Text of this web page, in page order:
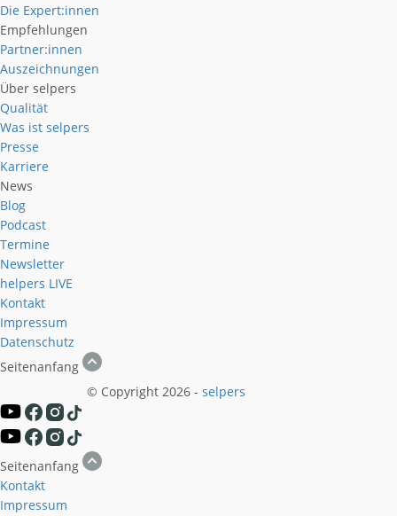
Die Expert:innen
Empfehlungen
Partner:innen
Auszeichnungen
Über selpers
Qualität
Was ist selpers
Presse
Karriere
News
Blog
Podcast
Termine
Newsletter
helpers LIVE
Kontakt
Impressum
Datenschutz
Seitenanfang
© Copyright 2026 - selpers
Seitenanfang
Kontakt
Impressum